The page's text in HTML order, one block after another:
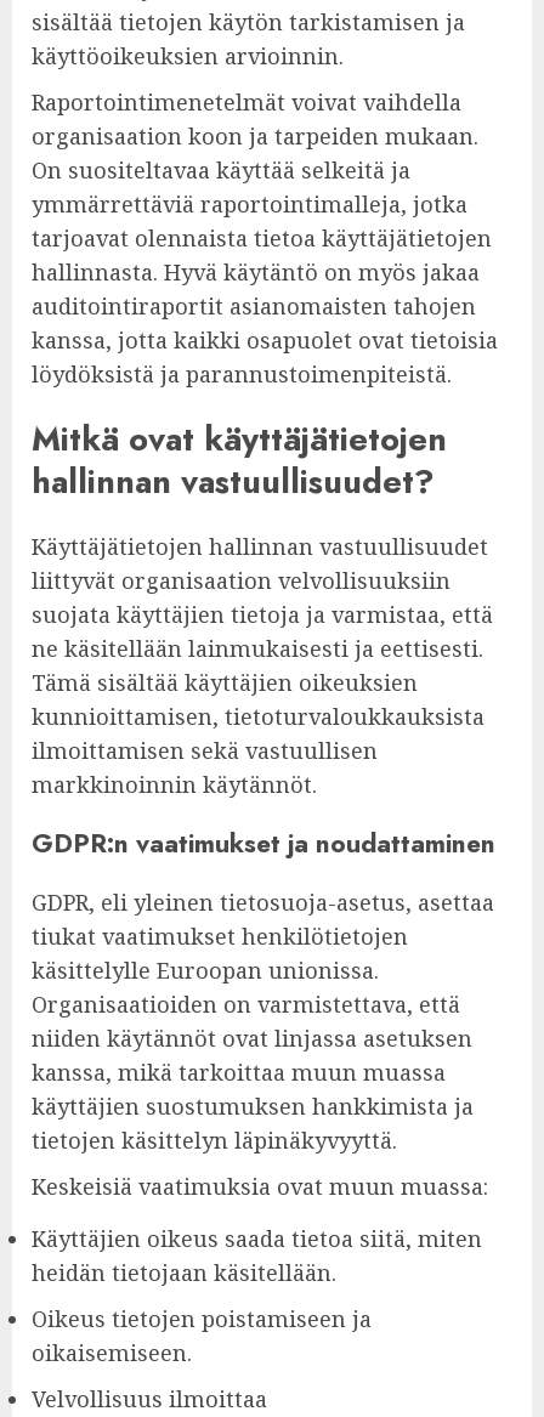
sisältää tietojen käytön tarkistamisen ja
käyttöoikeuksien arvioinnin.
Raportointimenetelmät voivat vaihdella
organisaation koon ja tarpeiden mukaan.
On suositeltavaa käyttää selkeitä ja
ymmärrettäviä raportointimalleja, jotka
tarjoavat olennaista tietoa käyttäjätietojen
hallinnasta. Hyvä käytäntö on myös jakaa
auditointiraportit asianomaisten tahojen
kanssa, jotta kaikki osapuolet ovat tietoisia
löydöksistä ja parannustoimenpiteistä.
Mitkä ovat käyttäjätietojen
hallinnan vastuullisuudet?
Käyttäjätietojen hallinnan vastuullisuudet
liittyvät organisaation velvollisuuksiin
suojata käyttäjien tietoja ja varmistaa, että
ne käsitellään lainmukaisesti ja eettisesti.
Tämä sisältää käyttäjien oikeuksien
kunnioittamisen, tietoturvaloukkauksista
ilmoittamisen sekä vastuullisen
markkinoinnin käytännöt.
GDPR:n vaatimukset ja noudattaminen
GDPR, eli yleinen tietosuoja-asetus, asettaa
tiukat vaatimukset henkilötietojen
käsittelylle Euroopan unionissa.
Organisaatioiden on varmistettava, että
niiden käytännöt ovat linjassa asetuksen
kanssa, mikä tarkoittaa muun muassa
käyttäjien suostumuksen hankkimista ja
tietojen käsittelyn läpinäkyvyyttä.
Keskeisiä vaatimuksia ovat muun muassa:
Käyttäjien oikeus saada tietoa siitä, miten
heidän tietojaan käsitellään.
Oikeus tietojen poistamiseen ja
oikaisemiseen.
Velvollisuus ilmoittaa